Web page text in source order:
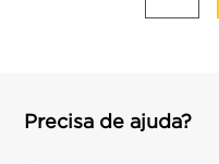
Precisa de ajuda?